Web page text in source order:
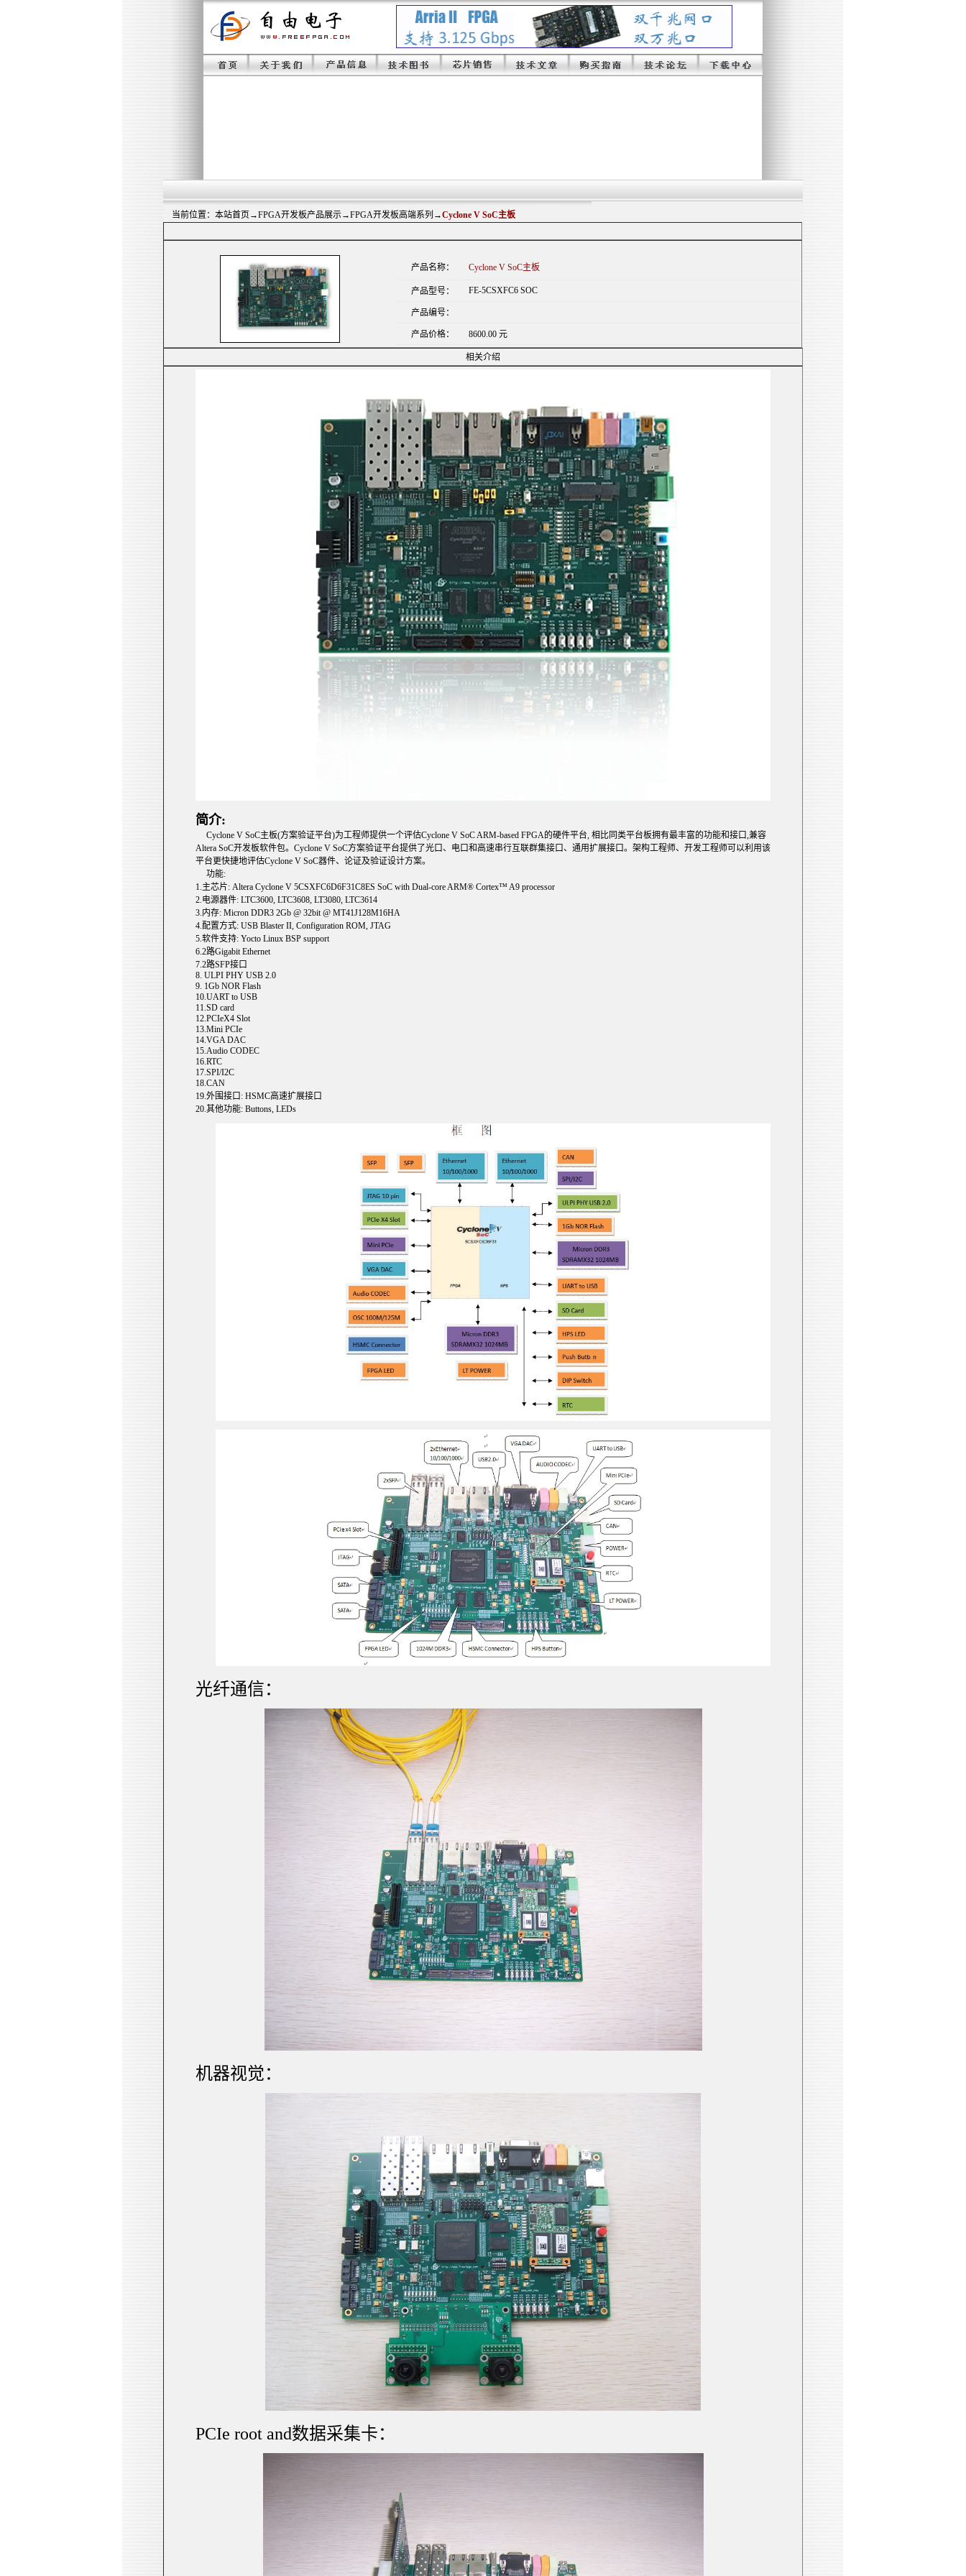
当前位置： 本站首页 →FPGA开发板产品展示→FPGA开发板高端系列→Cyclone V SoC主板
产品名称： Cyclone V SoC主板
产品型号： FE-5CSXFC6 SOC
产品编号：
产品价格： 8600.00 元
相关介绍
简介:
Cyclone V SoC主板(方案验证平台)为工程师提供一个评估Cyclone V SoC ARM-based FPGA的硬件平台, 相比同类平台板拥有最丰富的功能和接口,兼容
Altera SoC开发板软件包。Cyclone V SoC方案验证平台提供了光口、电口和高速串行互联群集接口、通用扩展接口。架构工程师、开发工程师可以利用该
平台更快捷地评估Cyclone V SoC器件、论证及验证设计方案。
功能:
1.主芯片: Altera Cyclone V 5CSXFC6D6F31C8ES SoC with Dual-core ARM® Cortex™ A9 processor
2.电源器件: LTC3600, LTC3608, LT3080, LTC3614
3.内存: Micron DDR3 2Gb @ 32bit @ MT41J128M16HA
4.配置方式: USB Blaster II, Configuration ROM, JTAG
5.软件支持: Yocto Linux BSP support
6.2路Gigabit Ethernet
7.2路SFP接口
8. ULPI PHY USB 2.0
9. 1Gb NOR Flash
10.UART to USB
11.SD card
12.PCIeX4 Slot
13.Mini PCIe
14.VGA DAC
15.Audio CODEC
16.RTC
17.SPI/I2C
18.CAN
19.外围接口: HSMC高速扩展接口
20.其他功能: Buttons, LEDs
光纤通信：
机器视觉：
PCIe root and数据采集卡：